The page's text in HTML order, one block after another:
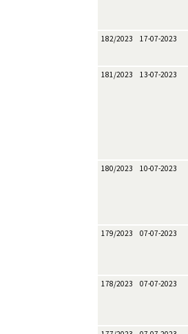
182/2023 17-07-2023
181/2023 13-07-2023
180/2023 10-07-2023
179/2023 07-07-2023
178/2023 07-07-2023